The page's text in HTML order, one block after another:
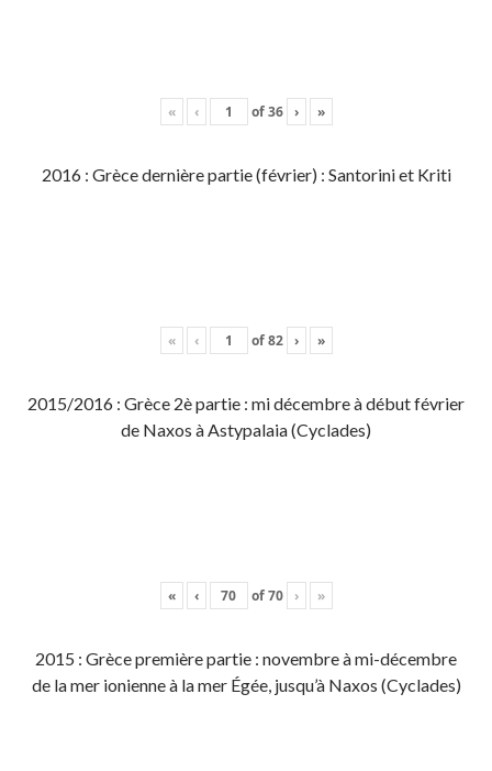
« ‹ of36 › »
2016 : Grèce dernière partie (février) : Santorini et Kriti
« ‹ of82 › »
2015/2016 : Grèce 2è partie : mi décembre à début février
de Naxos à Astypalaia (Cyclades)
« ‹ of70 › »
2015 : Grèce première partie : novembre à mi-décembre
de la mer ionienne à la mer Égée, jusqu’à Naxos (Cyclades)